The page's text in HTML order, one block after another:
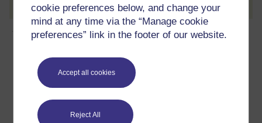
cookie preferences below, and change your
mind at any time via the “Manage cookie
preferences” link in the footer of our website.
Accept all cookies
Reject All
Ynghylch y cwrs am ddim hwn
10 awr o astudio